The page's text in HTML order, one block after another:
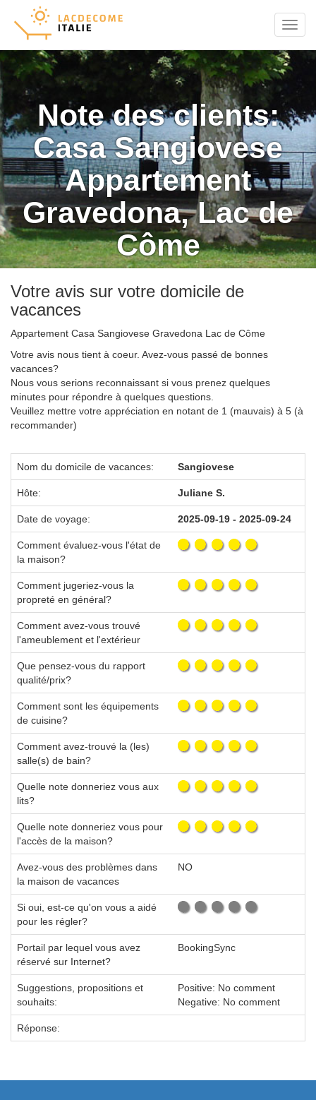
Menu
Note des clients:
Casa Sangiovese
Appartement
Gravedona, Lac de
Côme
Votre avis sur votre domicile de
vacances
Appartement Casa Sangiovese Gravedona Lac de Côme
Votre avis nous tient à coeur. Avez-vous passé de bonnes
vacances?
Nous vous serions reconnaissant si vous prenez quelques
minutes pour répondre à quelques questions.
Veuillez mettre votre appréciation en notant de 1 (mauvais) à 5 (à
recommander)
Nom du domicile de vacances: Sangiovese
Hôte: Juliane S.
Date de voyage: 2025-09-19 - 2025-09-24
Comment évaluez-vous l'état de
la maison?
Comment jugeriez-vous la
propreté en général?
Comment avez-vous trouvé
l'ameublement et l'extérieur
Que pensez-vous du rapport
qualité/prix?
Comment sont les équipements
de cuisine?
Comment avez-trouvé la (les)
salle(s) de bain?
Quelle note donneriez vous aux
lits?
Quelle note donneriez vous pour
l'accès de la maison?
Avez-vous des problèmes dans
la maison de vacances
NO
Si oui, est-ce qu'on vous a aidé
pour les régler?
Portail par lequel vous avez
réservé sur Internet?
BookingSync
Suggestions, propositions et
souhaits:
Positive: No comment
Negative: No comment
Réponse: